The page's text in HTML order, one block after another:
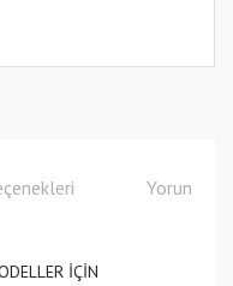
Yorumlar
İÇİN